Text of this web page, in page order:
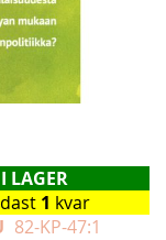
I LAGER
1 kvar
82-KP-47:1